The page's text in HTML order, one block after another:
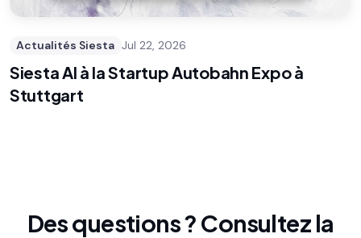
Actualités Siesta Jul 22, 2026
Siesta AI à la Startup Autobahn Expo à
Stuttgart
Des questions ?Consultez la